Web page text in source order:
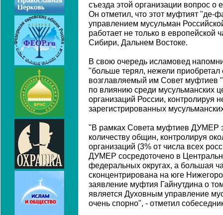
съезда этой организации вопрос
Он отметил, что этот муфтият "де-
управлением мусульман
работает не только в европейской
Сибири, Дальнем Востоке.
В свою очередь исламовед
"больше терял, нежели
возглавляемый им Совет муфтиев
по влиянию среди мусульманских
организаций России, контролируя
зарегистрированных
"В рамках Совета муфтиев ДУМЕР
количеству общин, контролируя
организаций (3% от числа всех
ДУМЕР сосредоточено в
федеральных округах, а большая
сконцентрирована на юге
заявление муфтия Гайнутдина о
является Духовным управление
очень спорно", - отметил